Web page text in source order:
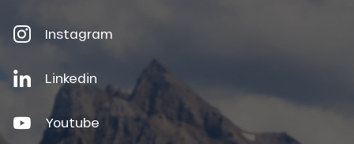
Instagram
Linkedin
Youtube